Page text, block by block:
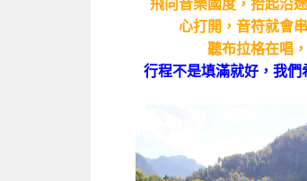
飛向音樂國度，拾起沿
心打開，音符就會串
聽布拉格在唱，那
行程不是填滿就好，我